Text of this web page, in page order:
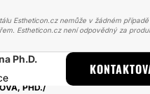
Estheticon.cz nemůže v žádném
Estheticon.cz není odpovědný za
Ph.D.
ZÁKROKU LIPOFILLING
PHD.